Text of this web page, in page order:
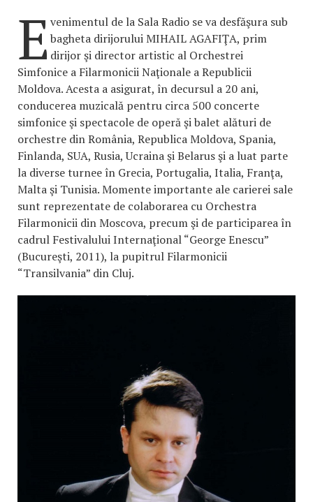
E venimentul de la Sala Radio se va desfăşura sub
bagheta dirijorului MIHAIL AGAFIŢA, prim
dirijor şi director artistic al Orchestrei
Simfonice a Filarmonicii Naţionale a Republicii
Moldova. Acesta a asigurat, în decursul a 20 ani,
conducerea muzicală pentru circa 500 concerte
simfonice şi spectacole de operă şi balet alături de
orchestre din România, Republica Moldova, Spania,
Finlanda, SUA, Rusia, Ucraina şi Belarus şi a luat parte
la diverse turnee în Grecia, Portugalia, Italia, Franţa,
Malta şi Tunisia. Momente importante ale carierei sale
sunt reprezentate de colaborarea cu Orchestra
Filarmonicii din Moscova, precum şi de participarea în
cadrul Festivalului Internaţional “George Enescu”
(Bucureşti, 2011), la pupitrul Filarmonicii
“Transilvania” din Cluj.